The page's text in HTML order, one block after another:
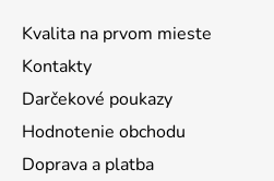
Kvalita na prvom mieste
Kontakty
Darčekové poukazy
Hodnotenie obchodu
Doprava a platba